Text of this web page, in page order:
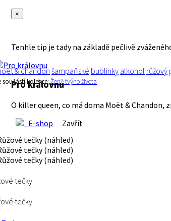
×
Tenhle tip je tady na základě pečlivě
& chandon šampaňské bublinky alkohol růžový
součástí kolekce:Ženě tvýho života
Pro královnu
O killer queen, co má doma Moët & Chandon,
E-shop
Zavřít
tečky
tečky